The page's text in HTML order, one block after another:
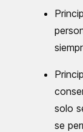
solo
se